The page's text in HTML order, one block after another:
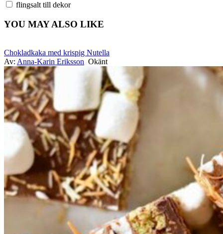
flingsalt till dekor
YOU MAY ALSO LIKE
Chokladkaka med krispig Nutella
Av: Anna-Karin Eriksson Okänt